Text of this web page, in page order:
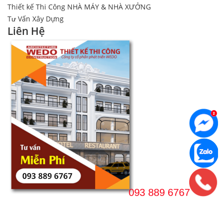
Thiết kế Thi Công NHÀ MÁY & NHÀ XƯỞNG
Tư Vấn Xây Dựng
Liên Hệ